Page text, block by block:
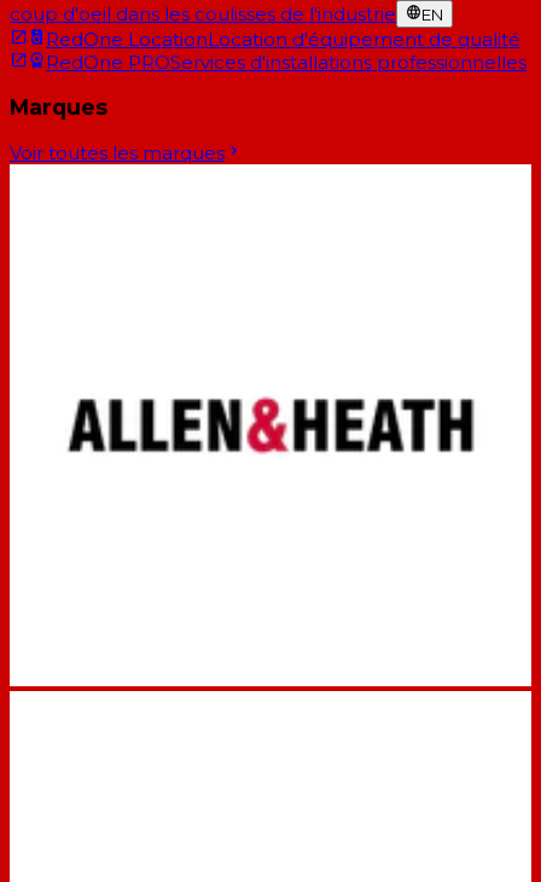
coup d'oeil dans les coulisses de l'industrie EN
RedOne LocationLocation d'équipement de qualité
RedOne PROServices d'installations professionnelles
Marques
Voir toutes les marques